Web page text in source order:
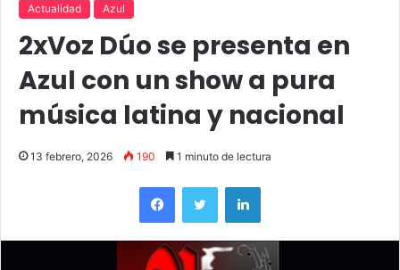
Actualidad Azul
2xVoz Dúo se presenta en
Azul con un show a pura
música latina y nacional
13 febrero, 2026 190 1 minuto de lectura